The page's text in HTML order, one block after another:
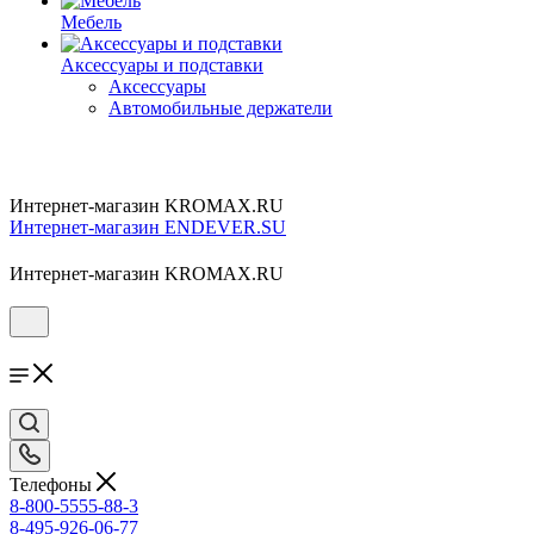
Мебель
Аксессуары и подставки
Аксессуары
Автомобильные держатели
Интернет-магазин KROMAX.RU
Интернет-магазин ENDEVER.SU
Интернет-магазин KROMAX.RU
Телефоны
8-800-5555-88-3
8-495-926-06-77